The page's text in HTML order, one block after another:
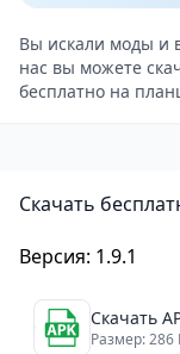
вносит свои
углы атаки и
неправильных
щитом и
Укрепляйте
обманные
хитрые
Вы искали моды и
нас вы можете
бесплатно на
Скачать
Версия: 1.9.1
Скачать
Размер: 286